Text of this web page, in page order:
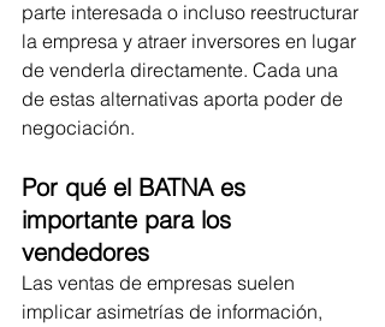
parte interesada o incluso reestructurar
la empresa y atraer inversores en lugar
de venderla directamente. Cada una
de estas alternativas aporta poder de
negociación.
Por qué el BATNA es
importante para los
vendedores
Las ventas de empresas suelen
implicar asimetrías de información,